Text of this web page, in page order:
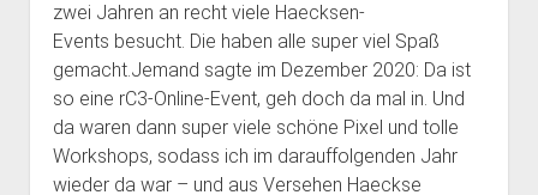
zwei Jahren an recht viele Haecksen-
Events besucht. Die haben alle super viel Spaß
gemacht.Jemand sagte im Dezember 2020: Da ist
so eine rC3-Online-Event, geh doch da mal in. Und
da waren dann super viele schöne Pixel und tolle
Workshops, sodass ich im darauffolgenden Jahr
wieder da war – und aus Versehen Haeckse